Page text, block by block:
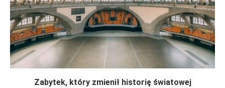
Zabytek, który zmienił historię światowej